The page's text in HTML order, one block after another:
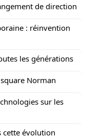
de direction
: réinvention
les générations
Norman
sur les
cette évolution